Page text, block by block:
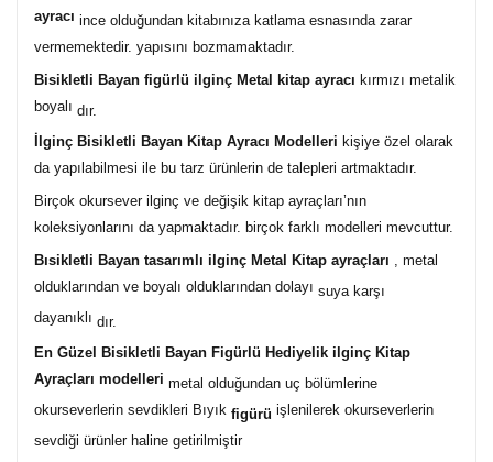
ayracı ince olduğundan kitabınıza katlama esnasında zarar
vermemektedir. yapısını bozmamaktadır.
Bisikletli Bayan figürlü ilginç Metal kitap ayracı kırmızı metalik
boyalı dır.
İlginç Bisikletli Bayan Kitap Ayracı Modelleri kişiye özel olarak
da yapılabilmesi ile bu tarz ürünlerin de talepleri artmaktadır.
Birçok okursever ilginç ve değişik kitap ayraçları’nın
koleksiyonlarını da yapmaktadır. birçok farklı modelleri mevcuttur.
Bısikletli Bayan tasarımlı ilginç Metal Kitap ayraçları , metal
olduklarından ve boyalı olduklarından dolayı suya karşı
dayanıklı dır.
En Güzel Bisikletli Bayan Figürlü Hediyelik ilginç Kitap
Ayraçları modelleri metal olduğundan uç bölümlerine
okurseverlerin sevdikleri Bıyık figürü işlenilerek okurseverlerin
sevdiği ürünler haline getirilmiştir